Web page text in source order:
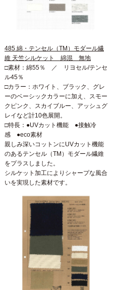
485 綿・テンセル（TM）モダール繊
維 天竺シルケット 綿混 無地
□素材：綿55％ ／ リヨセル/テンセ
ル45％
□カラー：ホワイト、ブラック、グレ
ーのベーシックカラーに加え、スモー
クピンク、スカイブルー、アッシュグ
レイなど計10色展開。
□特長：●UVカット機能 ●接触冷
感 ●eco素材
親しみ深いコットンにUVカット機能
のあるテンセル（TM）モダール繊維
をプラスしました。
シルケット加工によりシャープな風合
いを実現した素材です。